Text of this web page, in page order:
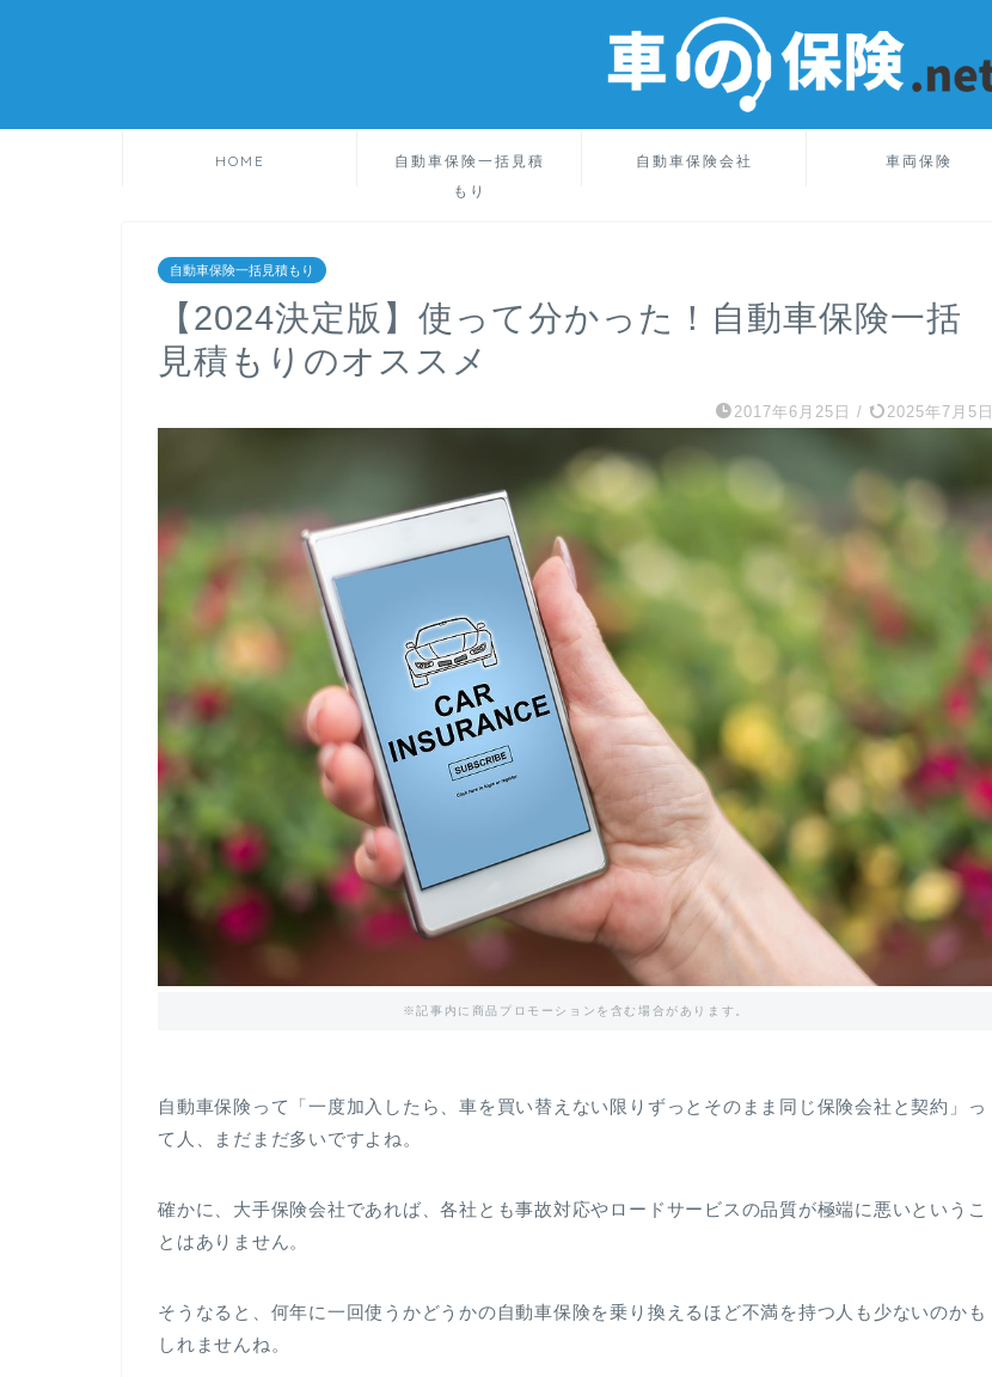
HOME
自動車保険一括見積
もり
自動車保険会社 車両保険
自動車保険一括見積もり
【2024決定版】使って分かった！自動車保険一括
見積もりのオススメ
2017年6月25日 / 2025年7月5日
※記事内に商品プロモーションを含む場合があります。
自動車保険って「一度加入したら、車を買い替えない限りずっとそのまま同じ保険会社と契約」っ
て人、まだまだ多いですよね。
確かに、大手保険会社であれば、各社とも事故対応やロードサービスの品質が極端に悪いというこ
とはありません。
そうなると、何年に一回使うかどうかの自動車保険を乗り換えるほど不満を持つ人も少ないのかも
しれませんね。